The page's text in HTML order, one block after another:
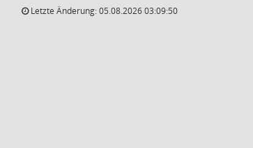
Letzte Änderung: 05.08.2026 03:09:50